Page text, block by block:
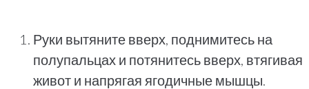
Руки вытяните вверх, поднимитесь на
полупальцах и потянитесь вверх, втягивая
живот и напрягая ягодичные мышцы.